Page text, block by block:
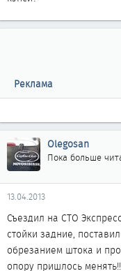
Реклама
Olegosan
Пока больше
13.04.2013
Съездил на СТО
стойки задние,
обрезанием штока и
опору пришлось